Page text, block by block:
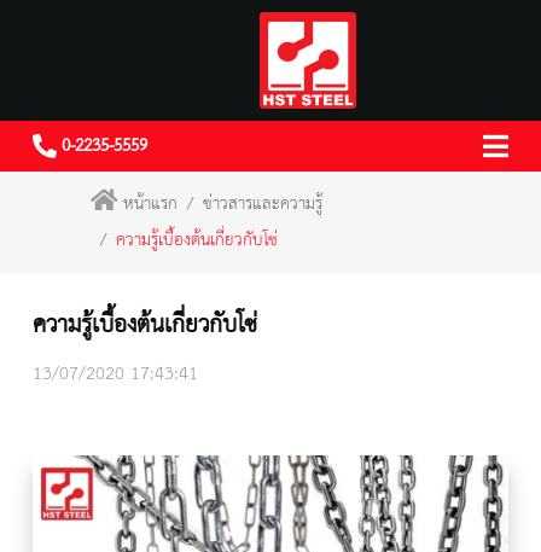
0-2235-5559
หน้าแรก
ข่าวสารและความรู้
ความรู้เบื้องต้นเกี่ยวกับโซ่
ความรู้เบื้องต้นเกี่ยวกับโซ่
13/07/2020 17:43:41